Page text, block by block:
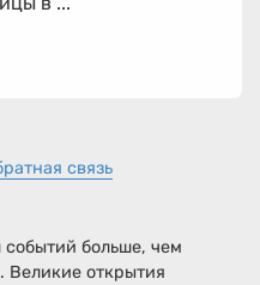
связь
больше, чем
Великие открытия